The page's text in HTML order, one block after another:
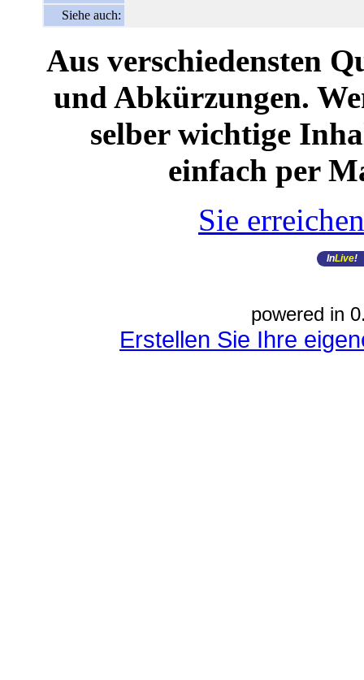
Siehe auch:
Aus verschiedensten
und Abkürzungen.
selber wichtige
einfach per
Sie
InLive!
powered in
Erstellen Sie Ihre